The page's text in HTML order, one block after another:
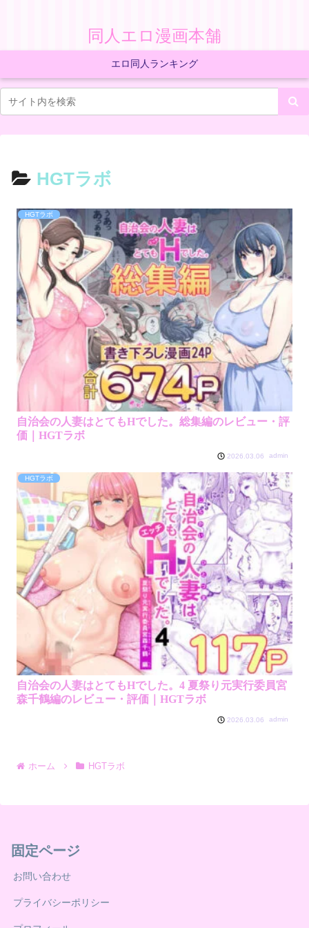
同人エロ漫画本舗
エロ同人ランキング
HGTラボ
HGTラボ
自治会の人妻はとてもHでした。総集編のレビュー・評
価｜HGTラボ
2026.03.06 admin
HGTラボ
自治会の人妻はとてもHでした。4 夏祭り元実行委員宮
森千鶴編のレビュー・評価｜HGTラボ
2026.03.06 admin
ホーム HGTラボ
固定ページ
お問い合わせ
プライバシーポリシー